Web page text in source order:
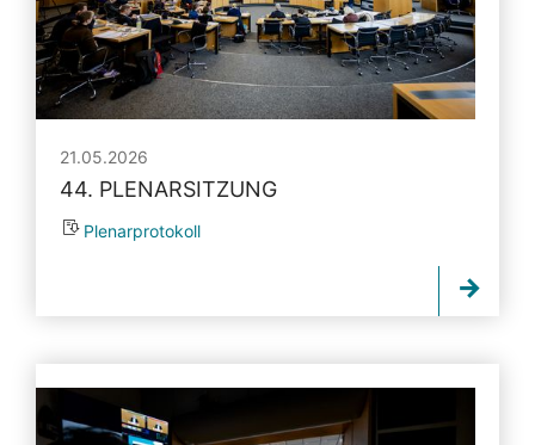
21.05.2026
44. PLENARSITZUNG
Plenarprotokoll